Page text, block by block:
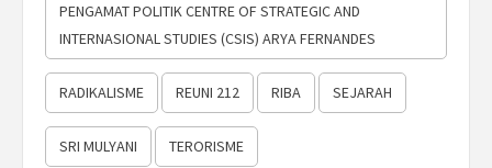
PENGAMAT POLITIK CENTRE OF STRATEGIC AND
INTERNASIONAL STUDIES (CSIS) ARYA FERNANDES
RADIKALISME REUNI 212 RIBA SEJARAH
SRI MULYANI TERORISME